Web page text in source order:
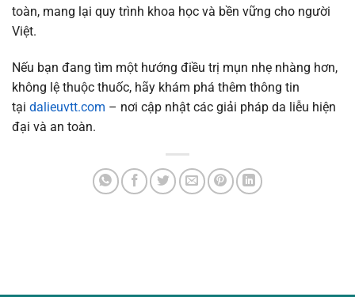
toàn, mang lại quy trình khoa học và bền vững cho người
Việt.
Nếu bạn đang tìm một hướng điều trị mụn nhẹ nhàng hơn,
không lệ thuộc thuốc, hãy khám phá thêm thông tin
tại dalieuvtt.com – nơi cập nhật các giải pháp da liễu hiện
đại và an toàn.